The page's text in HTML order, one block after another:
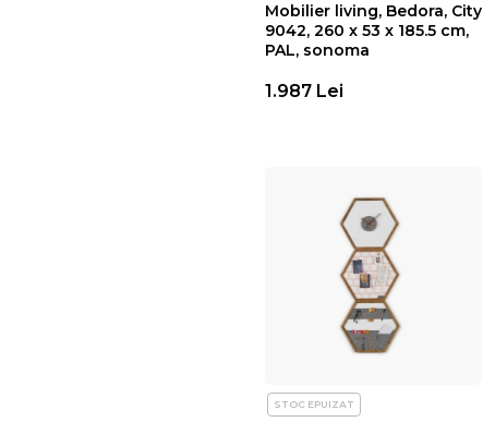
Mobilier living, Bedora, City
9042, 260 x 53 x 185.5 cm,
PAL, sonoma
1.987 Lei
STOC EPUIZAT